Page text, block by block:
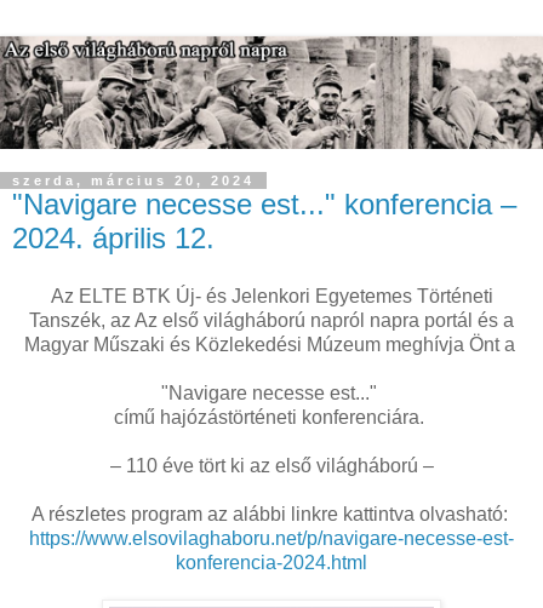
szerda, március 20, 2024
"Navigare necesse est..." konferencia –
2024. április 12.
Az ELTE BTK Új- és Jelenkori Egyetemes Történeti
Tanszék, az Az első világháború napról napra portál és a
Magyar Műszaki és Közlekedési Múzeum meghívja Önt a
"Navigare necesse est..."
című hajózástörténeti konferenciára.
– 110 éve tört ki az első világháború –
A részletes program az alábbi linkre kattintva olvasható:
https://www.elsovilaghaboru.net/p/navigare-necesse-est-
konferencia-2024.html